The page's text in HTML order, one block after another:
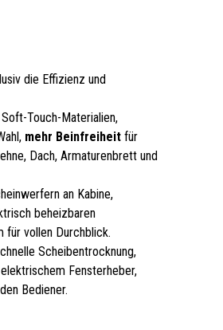
die Effizienz und
Touch-Materialien,
mehr Beinfreiheitfür
Dach, Armaturenbrett und
an Kabine,
beheizbaren
für vollen Durchblick.
Scheibentrocknung,
Fensterheber,
Bediener.